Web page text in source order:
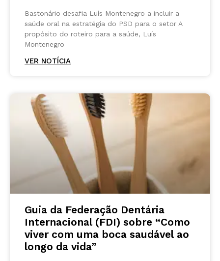
Bastonário desafia Luís Montenegro a incluir a
saúde oral na estratégia do PSD para o setor A
propósito do roteiro para a saúde, Luís
Montenegro
VER NOTÍCIA
Guia da Federação Dentária
Internacional (FDI) sobre “Como
viver com uma boca saudável ao
longo da vida”